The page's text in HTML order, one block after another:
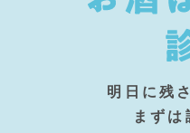
明日に残
まず